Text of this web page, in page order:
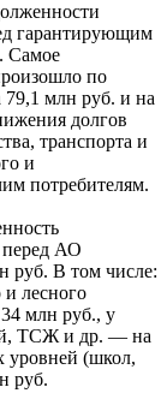
гарантирующим
Самое
по
млн руб. и на
долгов
транспорта и
и
потребителям.
перед АО
руб. В том числе:
лесного
млн руб., у
ТСЖ и др. — на
уровней (школ,
руб.